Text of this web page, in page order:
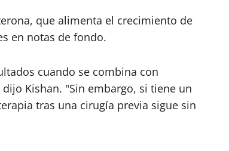
que alimenta el crecimiento de
en notas de fondo.
cuando se combina con
Kishan. "Sin embargo, si tiene un
tras una cirugía previa sigue sin